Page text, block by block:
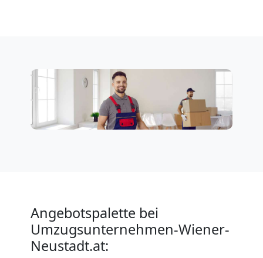
Angebotspalette bei
Umzugsunternehmen-Wiener-
Neustadt.at:
National
Beiladung
Internationaler
Umzug